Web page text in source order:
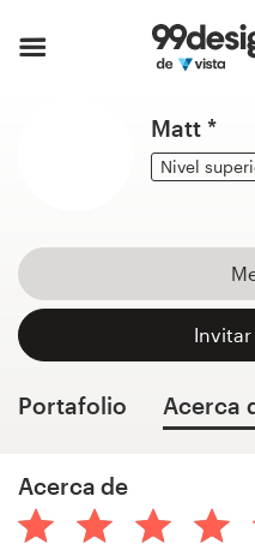
Matt *
Nivel
Portafolio Acerca
Acerca de
de
diseño